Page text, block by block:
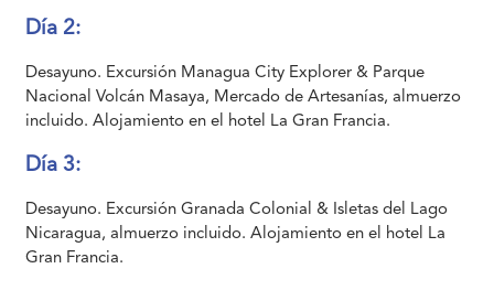
Día 2:
Desayuno. Excursión Managua City Explorer & Parque
Nacional Volcán Masaya, Mercado de Artesanías, almuerzo
incluido. Alojamiento en el hotel La Gran Francia.
Día 3:
Desayuno. Excursión Granada Colonial & Isletas del Lago
Nicaragua, almuerzo incluido. Alojamiento en el hotel La
Gran Francia.